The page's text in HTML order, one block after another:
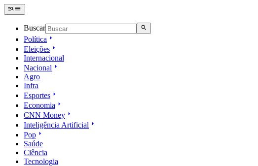
Buscar
Política
Eleições
Internacional
Nacional
Agro
Infra
Esportes
Economia
CNN Money
Inteligência Artificial
Pop
Saúde
Ciência
Tecnologia